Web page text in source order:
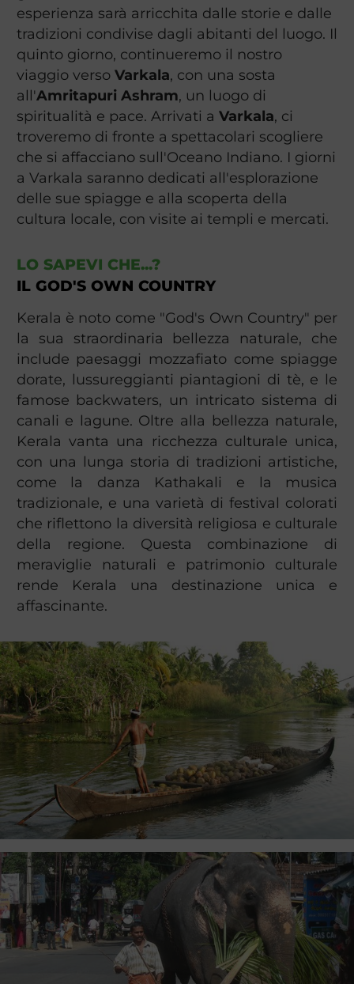
esperienza sarà arricchita dalle storie e dalle
tradizioni condivise dagli abitanti del luogo. Il
quinto giorno, continueremo il nostro
viaggio verso Varkala, con una sosta
all'Amritapuri Ashram, un luogo di
spiritualità e pace. Arrivati a Varkala, ci
troveremo di fronte a spettacolari scogliere
che si affacciano sull'Oceano Indiano. I giorni
a Varkala saranno dedicati all'esplorazione
delle sue spiagge e alla scoperta della
cultura locale, con visite ai templi e mercati.
LO SAPEVI CHE...?
IL GOD'S OWN COUNTRY
Kerala è noto come "God's Own Country" per
la sua straordinaria bellezza naturale, che
include paesaggi mozzafiato come spiagge
dorate, lussureggianti piantagioni di tè, e le
famose backwaters, un intricato sistema di
canali e lagune. Oltre alla bellezza naturale,
Kerala vanta una ricchezza culturale unica,
con una lunga storia di tradizioni artistiche,
come la danza Kathakali e la musica
tradizionale, e una varietà di festival colorati
che riflettono la diversità religiosa e culturale
della regione. Questa combinazione di
meraviglie naturali e patrimonio culturale
rende Kerala una destinazione unica e
affascinante.